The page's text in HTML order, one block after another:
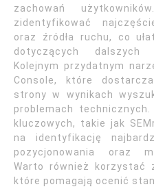
zachowań
zidentyfikować
oraz źródła ruchu, co
dotyczących dalszych
Kolejnym przydatnym
Console, które
strony w wynikach
problemach
kluczowych, takie jak
na identyfikację
pozycjonowania oraz
Warto również korzystać
które pomagają ocenić